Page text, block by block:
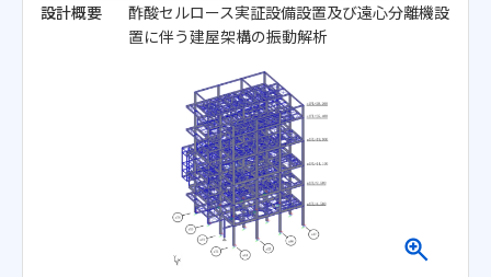
設計概要
酢酸セルロース実証設備設置及び遠心分離機設
置に伴う建屋架構の振動解析